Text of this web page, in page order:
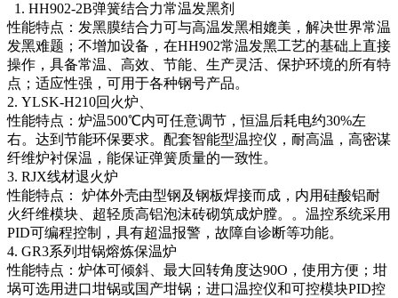
1. HH902-2B弹簧结合力常温发黑剂
性能特点：发黑膜结合力可与高温发黑相媲美，解决世界常温
发黑难题；不增加设备，在HH902常温发黑工艺的基础上直接
操作，具备常温、高效、节能、生产灵活、保护环境的所有特
点；适应性强，可用于各种钢号产品。
2. YLSK-H210回火炉、
性能特点：炉温500℃内可任意调节，恒温后耗电约30%左
右。达到节能环保要求。配套智能型温控仪，耐高温，高密谋
纤维炉衬保温，能保证弹簧质量的一致性。
3. RJX线材退火炉
性能特点： 炉体外壳由型钢及钢板焊接而成，内用硅酸铝耐
火纤维模块、超轻质高铝泡沫砖砌筑成炉膛。。温控系统采用
PID可编程控制，具有超温报警，故障自诊断等功能。
4. GR3系列坩锅熔炼保温炉
性能特点：炉体可倾斜、最大回转角度达90O，使用方便；坩
埚可选用进口坩锅或国产坩锅；进口温控仪和可控模块PID控